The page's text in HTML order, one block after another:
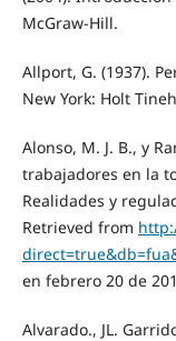
McGraw-Hill.
Allport, G. (1937).
New York: Holt
Alonso, M. J. B., y
trabajadores en la
Realidades y
Retrieved from
en febrero 20 de
Alvarado., JL.